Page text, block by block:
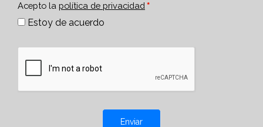
Acepto la política de privacidad
Estoy de acuerdo
Enviar